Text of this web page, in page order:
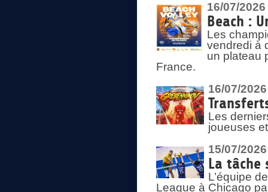
16/07/2026
Beach :
Les
vendredi à
un plateau
France.
16/07/2026
Les
joueuses
15/07/2026
La tâche
L’équipe
League à Chicago